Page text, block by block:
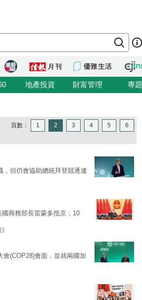
地產投資 財富管理 專題
頁數： 1 2 3 4 5 6
，但仍會協助總統拜登競逐連
商務部長雷蒙多抵京；10
(COP28)會面，並就兩國加